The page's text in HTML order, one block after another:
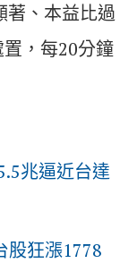
著、本益比過
，每20分鐘
兆逼近台達
狂漲1778